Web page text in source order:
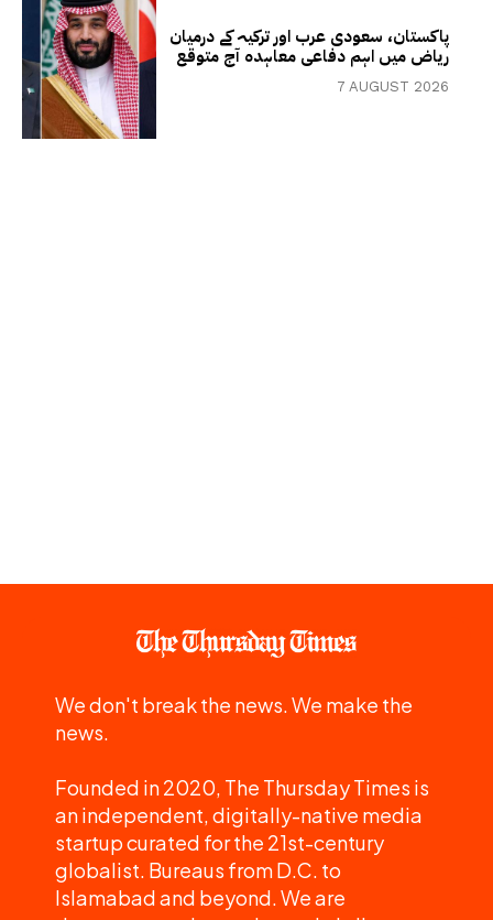
پاکستان، سعودی عرب اور ترکیہ کے درمیان
ریاض میں اہم دفاعی معاہدہ آج متوقع
7 AUGUST 2026
We don't break the news. We make the
news.
Founded in 2020, The Thursday Times is
an independent, digitally-native media
startup curated for the 21st-century
globalist. Bureaus from D.C. to
Islamabad and beyond. We are